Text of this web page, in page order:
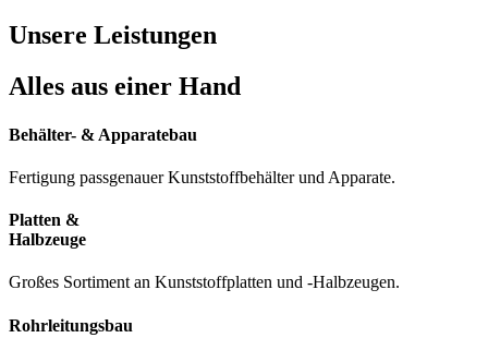
Unsere Leistungen
Alles aus einer Hand
Behälter- & Apparatebau
Fertigung passgenauer Kunststoffbehälter und Apparate.
Platten &
Halbzeuge
Großes Sortiment an Kunststoffplatten und -Halbzeugen.
Rohrleitungsbau